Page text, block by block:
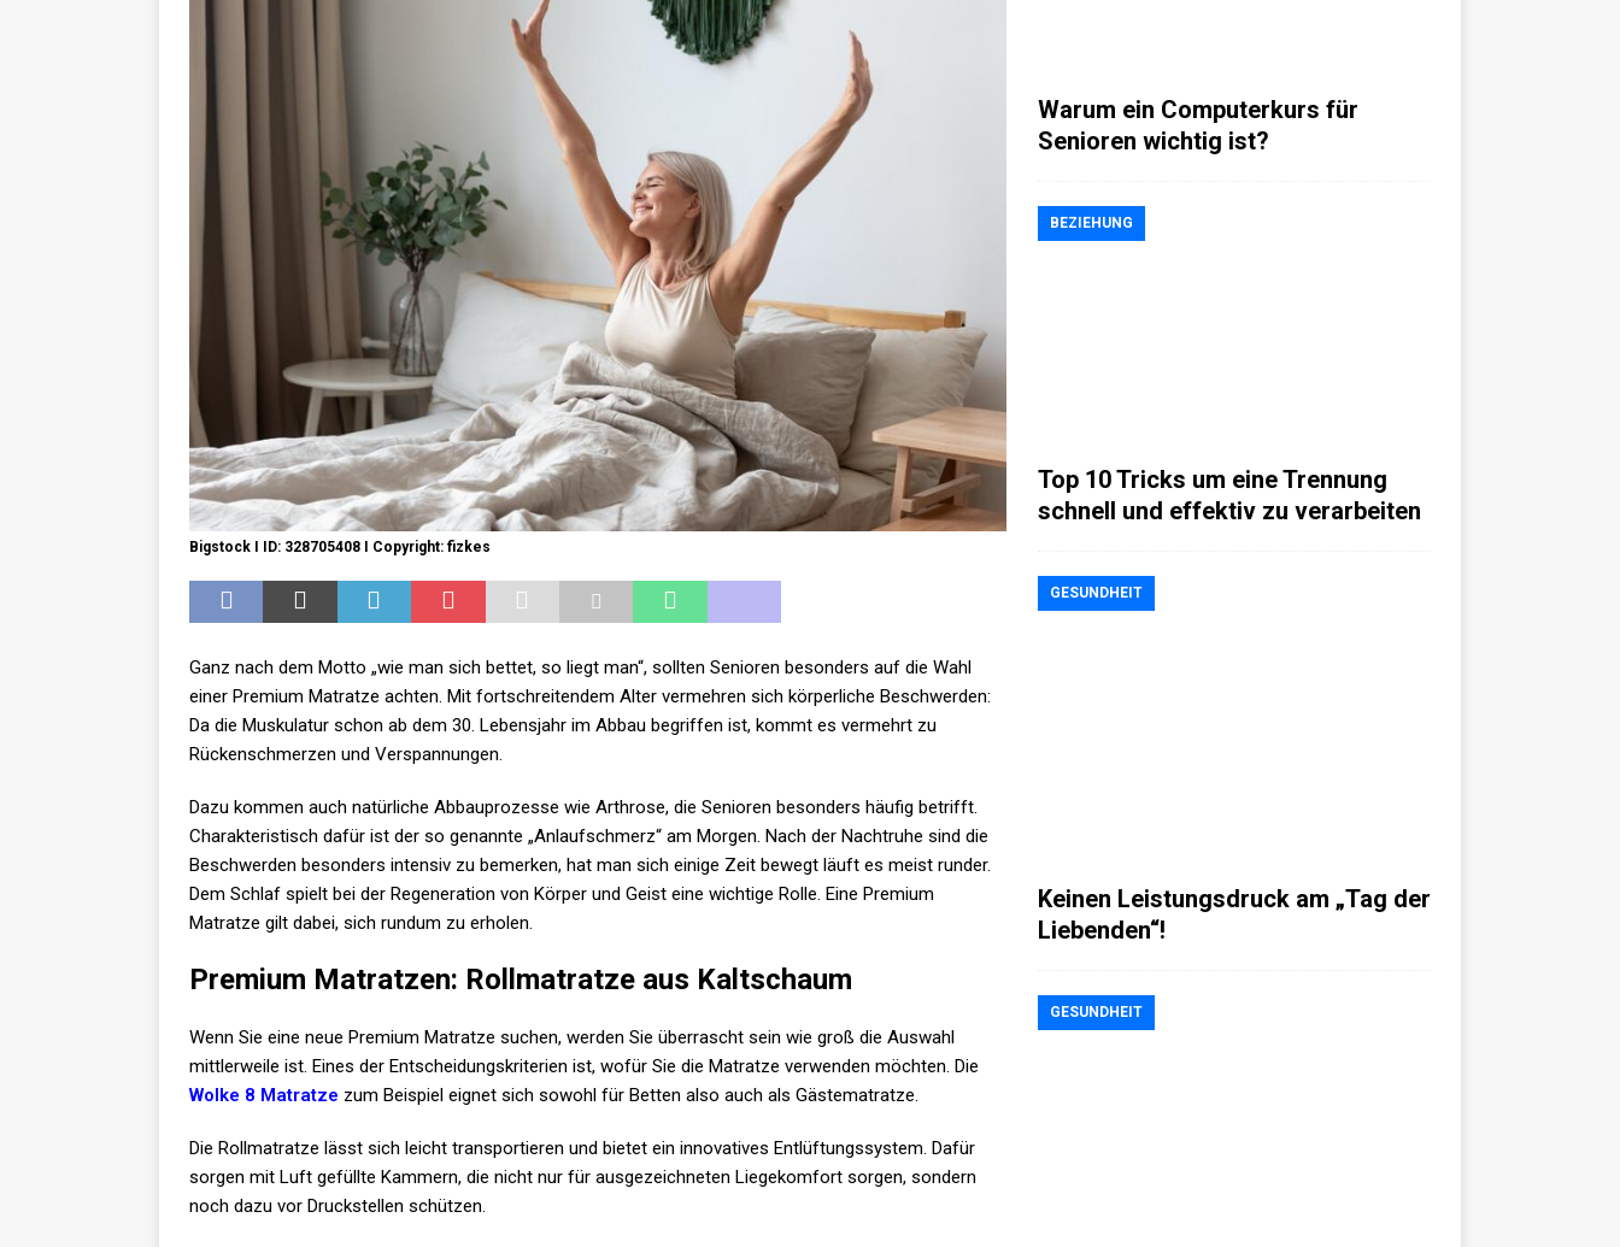
Bigstock I ID: 328705408 I Copyright: fizkes
Ganz nach dem Motto „wie man sich bettet, so liegt man“, sollten Senioren besonders auf die Wahl
einer Premium Matratze achten. Mit fortschreitendem Alter vermehren sich körperliche Beschwerden:
Da die Muskulatur schon ab dem 30. Lebensjahr im Abbau begriffen ist, kommt es vermehrt zu
Rückenschmerzen und Verspannungen.
Dazu kommen auch natürliche Abbauprozesse wie Arthrose, die Senioren besonders häufig betrifft.
Charakteristisch dafür ist der so genannte „Anlaufschmerz“ am Morgen. Nach der Nachtruhe sind die
Beschwerden besonders intensiv zu bemerken, hat man sich einige Zeit bewegt läuft es meist runder.
Dem Schlaf spielt bei der Regeneration von Körper und Geist eine wichtige Rolle. Eine Premium
Matratze gilt dabei, sich rundum zu erholen.
Premium Matratzen: Rollmatratze aus Kaltschaum
Wenn Sie eine neue Premium Matratze suchen, werden Sie überrascht sein wie groß die Auswahl
mittlerweile ist. Eines der Entscheidungskriterien ist, wofür Sie die Matratze verwenden möchten. Die
Wolke 8 Matratze zum Beispiel eignet sich sowohl für Betten also auch als Gästematratze.
Die Rollmatratze lässt sich leicht transportieren und bietet ein innovatives Entlüftungssystem. Dafür
sorgen mit Luft gefüllte Kammern, die nicht nur für ausgezeichneten Liegekomfort sorgen, sondern
noch dazu vor Druckstellen schützen.
Warum ein Computerkurs für
Senioren wichtig ist?
BEZIEHUNG
Top 10 Tricks um eine Trennung
schnell und effektiv zu verarbeiten
GESUNDHEIT
Keinen Leistungsdruck am „Tag der
Liebenden“!
GESUNDHEIT